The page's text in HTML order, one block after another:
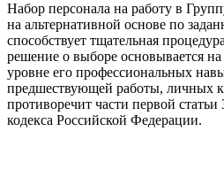
Набор персонала на работу в
на альтернативной основе по
способствует тщательная
решение о выборе основывается
уровне его профессиональных
предшествующей работы, личных
противоречит части первой статьи
кодекса Российской Федерации.